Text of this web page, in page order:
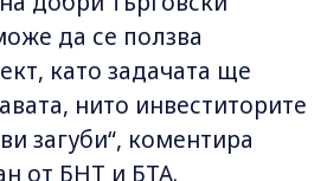
да се ползва
като задачата ще
нито инвеститорите
загуби“, коментира
от БНТ и БТА.